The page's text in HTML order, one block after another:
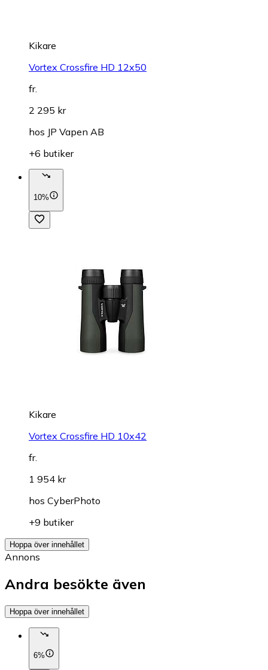
Kikare
Vortex Crossfire HD 12x50
fr.
2 295 kr
hos JP Vapen AB
+6 butiker
10%
Kikare
Vortex Crossfire HD 10x42
fr.
1 954 kr
hos CyberPhoto
+9 butiker
Hoppa över innehållet
Annons
Andra besökte även
Hoppa över innehållet
6%